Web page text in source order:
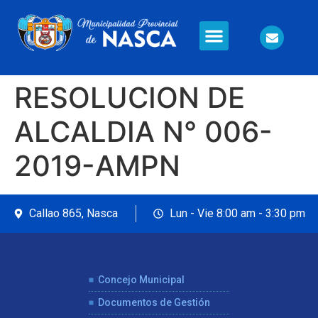
RESOLUCION DE
ALCALDIA N° 006-
2019-AMPN
Callao 865, Nasca Lun - Vie 8:00 am - 3:30 pm
Concejo Municipal
Documentos de Gestión